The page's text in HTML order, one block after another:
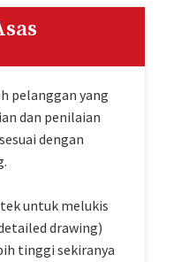
pelanggan yang
dan penilaian
dengan
untuk melukis
drawing)
tinggi sekiranya